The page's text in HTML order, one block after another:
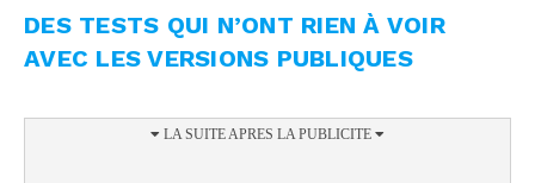
DES TESTS QUI N’ONT RIEN À VOIR
AVEC LES VERSIONS PUBLIQUES